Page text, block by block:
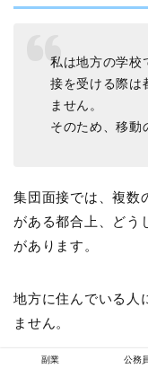
私は地方の学校
接を受ける際は
ません。
そのため、移動
集団面接では、複数
がある都合上、どう
があります。
地方に住んでいる人
ません。
とはいえ、集団面
副業 公務